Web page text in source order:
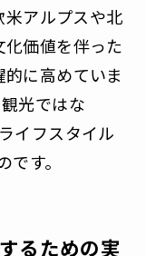
米アルプスや北
価値を伴った
に高めていま
光ではな
イフスタイル
す。
るための実